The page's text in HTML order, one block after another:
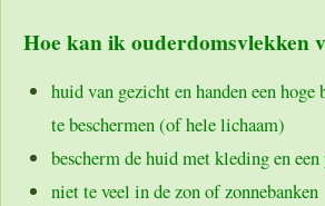
Hoe kan ik ouderdomsvlekken
huid van gezicht en handen een
te beschermen (of hele lichaam)
bescherm de huid met kleding en
niet te veel in de zon of zonnebanken